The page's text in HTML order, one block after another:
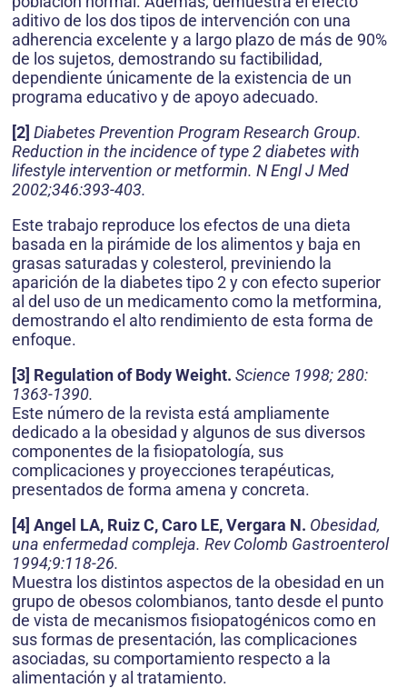
aditivo de los dos tipos de intervención con una
adherencia excelente y a largo plazo de más de 90%
de los sujetos, demostrando su factibilidad,
dependiente únicamente de la existencia de un
programa educativo y de apoyo adecuado.
[2] Diabetes Prevention Program Research Group.
Reduction in the incidence of type 2 diabetes with
lifestyle intervention or metformin. N Engl J Med
2002;346:393-403.
Este trabajo reproduce los efectos de una dieta
basada en la pirámide de los alimentos y baja en
grasas saturadas y colesterol, previniendo la
aparición de la diabetes tipo 2 y con efecto superior
al del uso de un medicamento como la metformina,
demostrando el alto rendimiento de esta forma de
enfoque.
[3] Regulation of Body Weight. Science 1998; 280:
1363-1390.
Este número de la revista está ampliamente
dedicado a la obesidad y algunos de sus diversos
componentes de la fisiopatología, sus
complicaciones y proyecciones terapéuticas,
presentados de forma amena y concreta.
[4] Angel LA, Ruiz C, Caro LE, Vergara N. Obesidad,
una enfermedad compleja. Rev Colomb Gastroenterol
1994;9:118-26.
Muestra los distintos aspectos de la obesidad en un
grupo de obesos colombianos, tanto desde el punto
de vista de mecanismos fisiopatogénicos como en
sus formas de presentación, las complicaciones
asociadas, su comportamiento respecto a la
alimentación y al tratamiento.